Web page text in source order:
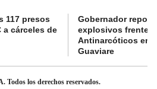
117 presos
a cárceles de
Gobernador
explosivos frente a
Antinarcóticos en
Guaviare
Todos los derechos reservados.